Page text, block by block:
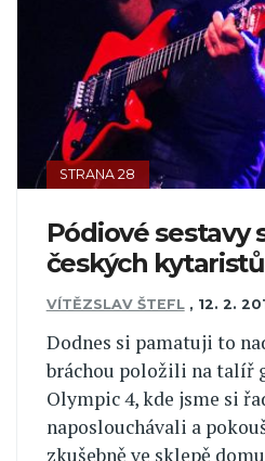
STRANA 28
Pódiové sestavy
českých
VÍTĚZSLAV ŠTEFL , 12. 2.
Dodnes si pamatuji to
bráchou položili na talíř
Olympic 4, kde jsme si
naposlouchávali a
zkušebně ve sklepě